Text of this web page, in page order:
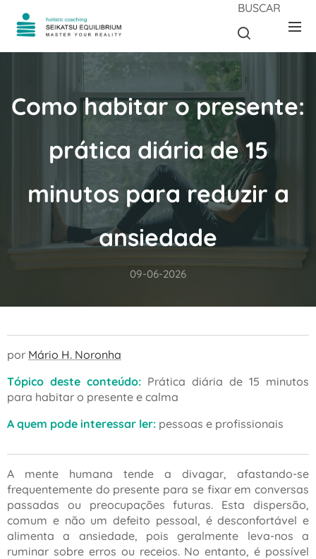
BUSCAR
Como habitar o presente:
prática diária de 15
minutos para reduzir a
ansiedade
09-06-2026
por Mário H. Noronha
Tópico deste conteúdo: Prática diária de 15 minutos
para habitar o presente e calma
A quem pode interessar ler: pessoas e profissionais
A mente humana tende a divagar, afastando-se
frequentemente do presente para se fixar em conversas
passadas ou preocupações futuras. Esta dispersão,
comum e não um defeito pessoal, é desconfortável e
alimenta a ansiedade, pois geralmente leva-nos a
ruminar sobre erros ou receios. No entanto, é possível